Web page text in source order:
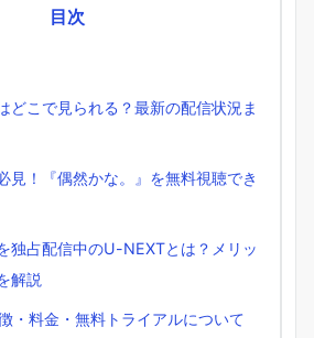
目次
どこで見られる？最新の配信状況ま
見！『偶然かな。』を無料視聴でき
独占配信中のU-NEXTとは？メリッ
解説
・料金・無料トライアルについて